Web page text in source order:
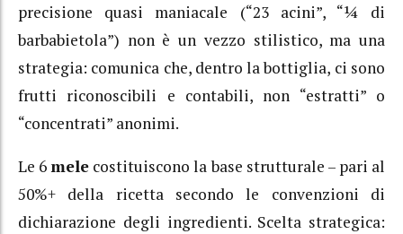
precisione quasi maniacale (“23 acini”, “¼ di
barbabietola”) non è un vezzo stilistico, ma una
strategia: comunica che, dentro la bottiglia, ci sono
frutti riconoscibili e contabili, non “estratti” o
“concentrati” anonimi.
Le 6mele costituiscono la base strutturale – pari al
50%+ della ricetta secondo le convenzioni di
dichiarazione degli ingredienti. Scelta strategica: